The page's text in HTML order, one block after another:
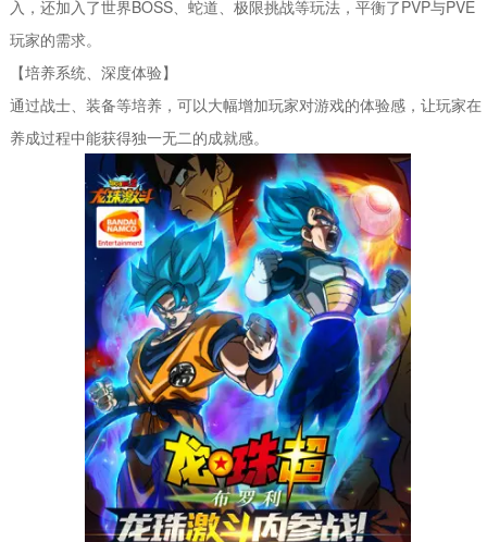
入，还加入了世界BOSS、蛇道、极限挑战等玩法，平衡了PVP与PVE
玩家的需求。
【培养系统、深度体验】
通过战士、装备等培养，可以大幅增加玩家对游戏的体验感，让玩家在
养成过程中能获得独一无二的成就感。